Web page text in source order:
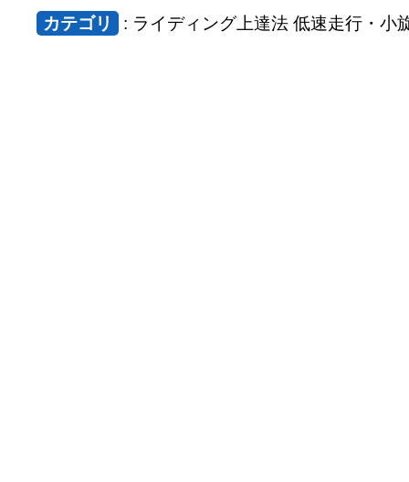
カテゴリ
: ライディング上達法 低速走行・小